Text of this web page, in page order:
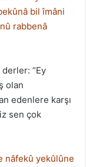
bil îmâni
rabbenâ
“Ey
olan
edenlere karşı
sen çok
nâfekû yekûlûne